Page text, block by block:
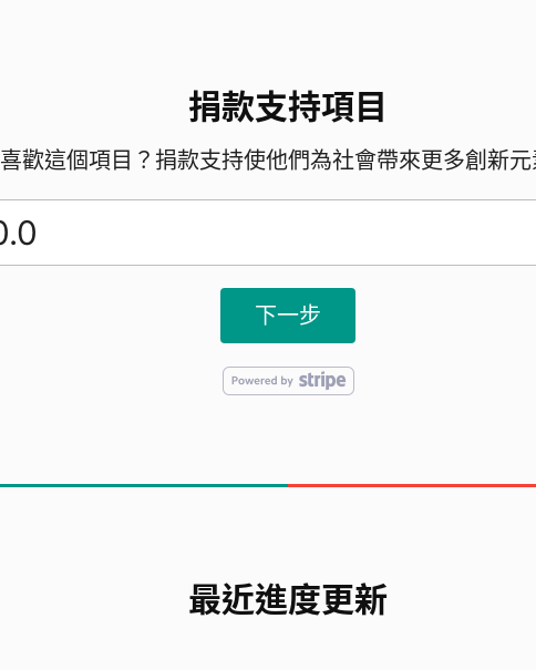
捐款支持項目
喜歡這個項目？捐款支持使他們為社會帶來更多創新
下一步
最近進度更新